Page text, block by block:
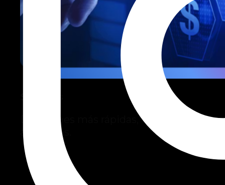
Decisiones más rápidas, clientes mejor
atendidos.